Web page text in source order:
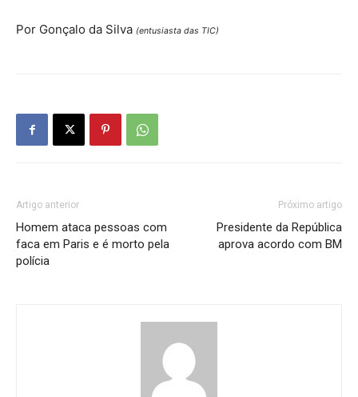
Por Gonçalo da Silva (entusiasta das TIC)
Artigo anterior
Homem ataca pessoas com
faca em Paris e é morto pela
polícia
Próximo artigo
Presidente da República
aprova acordo com BM